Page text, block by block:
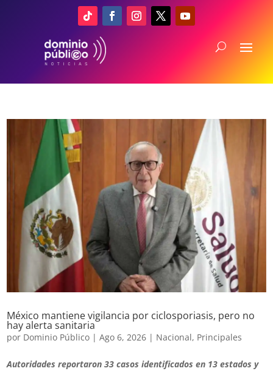
México mantiene vigilancia por ciclosporiasis, pero no
hay alerta sanitaria
por Dominio Público |Ago 6, 2026 | Nacional, Principales
Autoridades reportaron 33 casos identificados en 13 estados y